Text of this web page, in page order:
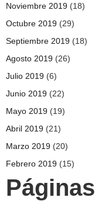
Noviembre 2019 (18)
Octubre 2019 (29)
Septiembre 2019 (18)
Agosto 2019 (26)
Julio 2019 (6)
Junio 2019 (22)
Mayo 2019 (19)
Abril 2019 (21)
Marzo 2019 (20)
Febrero 2019 (15)
Páginas